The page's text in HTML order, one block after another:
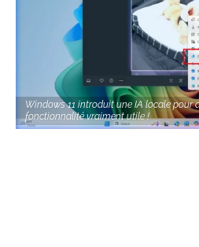
Windows 11 introduit une IA locale pour
fonctionnalité vraiment utile !